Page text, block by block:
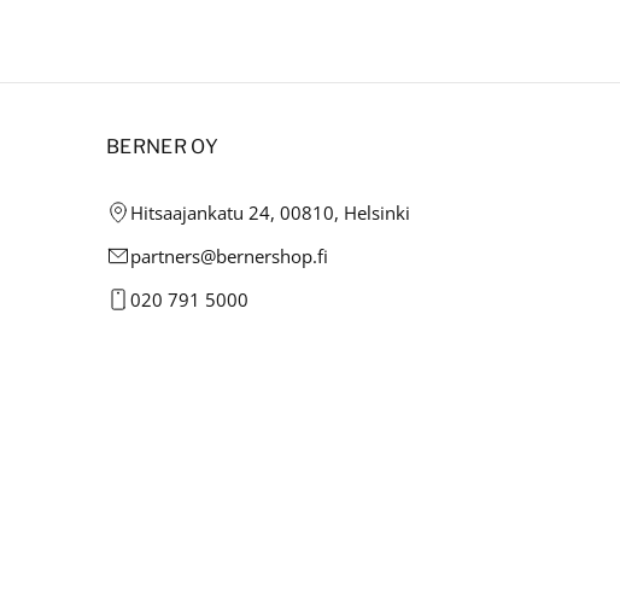
BERNER OY
Hitsaajankatu 24, 00810, Helsinki
partners@bernershop.fi
020 791 5000